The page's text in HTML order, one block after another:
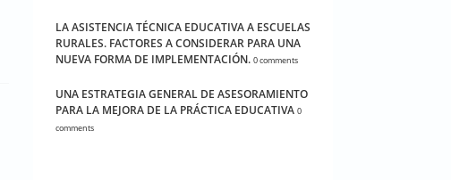
LA ASISTENCIA TÉCNICA EDUCATIVA A ESCUELAS
RURALES. FACTORES A CONSIDERAR PARA UNA
NUEVA FORMA DE IMPLEMENTACIÓN. 0 comments
UNA ESTRATEGIA GENERAL DE ASESORAMIENTO
PARA LA MEJORA DE LA PRÁCTICA EDUCATIVA 0
comments